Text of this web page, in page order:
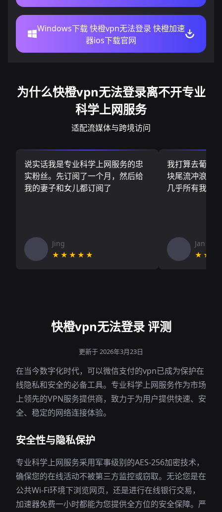
Windows下载 快橙vpn无法登录 快橙加速
器ios下载官网
为什么快橙vpn无法登录离不开专业
科学上网服务
适配流媒体与跨境访问
说实话我是专业科学上网服务的忠
实粉丝。先订阅了一个月，然后给
我的妻子和女儿都订阅了
Jing
★★★★★
我打算去葡萄
块尾流冲浪板
几乎所有我需
Jan V
快橙vpn无法登录 评测
更新于 2026年3月23日
在当今数字化时代，可以微信支付的vpn已成为保护在
线隐私和安全的必备工具。专业科学上网服务作为市场
上领先的VPN服务提供商，致力于为用户提供快速、安
全、稳定的网络连接体验。
安全性与隐私保护
专业科学上网服务采用军事级别的AES-256加密技术，
确保您的在线活动不被第三方监控或窃取。无论您是在
公共Wi-Fi环境下浏览网页，还是进行在线银行交易，
加速器免费一小时都能为您提供全方位的安全保障。严